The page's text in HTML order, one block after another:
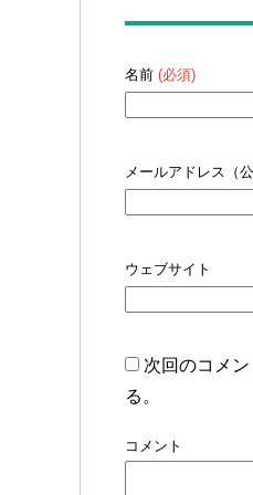
名前 (必須)
メールアドレス（
ウェブサイト
次回のコメ
る。
コメント